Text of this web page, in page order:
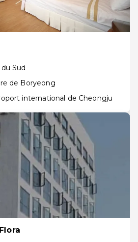
Sud
de Boryeong
international de Cheongju